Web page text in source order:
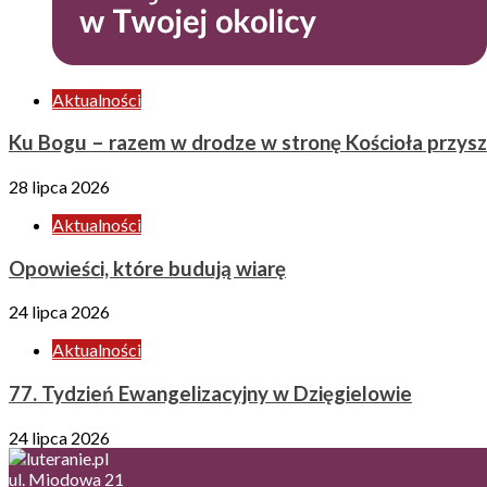
Aktualności
Ku Bogu – razem w drodze w stronę Kościoła
28 lipca 2026
Aktualności
Opowieści, które budują wiarę
24 lipca 2026
Aktualności
77. Tydzień Ewangelizacyjny w Dzięgielowie
24 lipca 2026
ul. Miodowa 21